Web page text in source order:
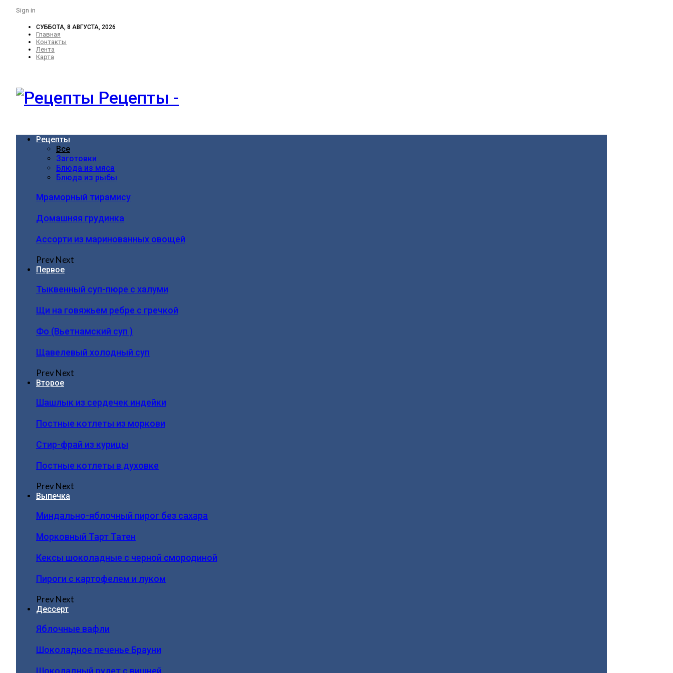
Sign in
СУББОТА, 8 АВГУСТА, 2026
Главная
Контакты
Лента
Карта
Рецепты -
Рецепты
Все
Заготовки
Блюда из мяса
Блюда из рыбы
Мраморный тирамису
Домашняя грудинка
Ассорти из маринованных овощей
PrevNext
Первое
Тыквенный суп-пюре с халуми
Щи на говяжьем ребре с гречкой
Фо (Вьетнамский суп )
Щавелевый холодный суп
PrevNext
Второе
Шашлык из сердечек индейки
Постные котлеты из моркови
Стир-фрай из курицы
Постные котлеты в духовке
PrevNext
Выпечка
Миндально-яблочный пирог без сахара
Морковный Тарт Татен
Кексы шоколадные с черной смородиной
Пироги c картофелем и луком
PrevNext
Дессерт
Яблочные вафли
Шоколадное печенье Брауни
Шоколадный рулет с вишней